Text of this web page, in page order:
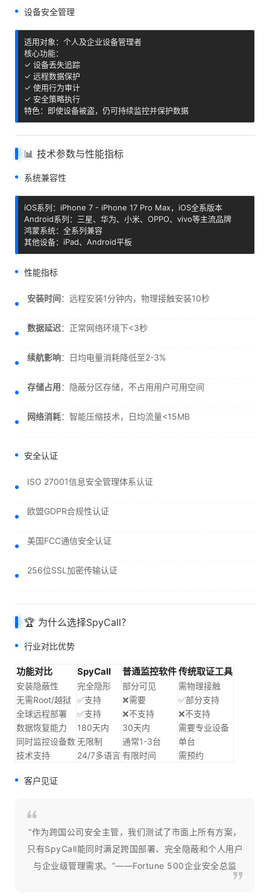
设备安全管理
适用对象：个人及企业设备管理者
核心功能：
✓ 设备丢失追踪
✓ 远程数据保护
✓ 使用行为审计
✓ 安全策略执行
特色：即使设备被盗，仍可持续监控并保护数据
📊 技术参数与性能指标
系统兼容性
iOS系列：iPhone 7 - iPhone 17 Pro Max，iOS全系版本
Android系列：三星、华为、小米、OPPO、vivo等主流品牌
鸿蒙系统：全系列兼容
其他设备：iPad、Android平板
性能指标
安装时间：远程安装1分钟内，物理接触安装10秒
数据延迟：正常网络环境下<3秒
续航影响：日均电量消耗降低至2-3%
存储占用：隐蔽分区存储，不占用用户可用空间
网络消耗：智能压缩技术，日均流量<15MB
安全认证
ISO 27001信息安全管理体系认证
欧盟GDPR合规性认证
美国FCC通信安全认证
256位SSL加密传输认证
🏆 为什么选择SpyCall？
行业对比优势
功能对比 SpyCall 普通监控软件传统取证工具
安装隐蔽性 完全隐形 部分可见
需物理接触
无需Root/越狱 ✅支持 ❌需要
✅部分支持
全球远程部署
✅支持 ❌不支持
❌不支持
数据恢复能力
180天内 30天内
需要专业设备
同时监控设备数无限制 通常1-3台
单台
技术支持
24/7多语言有限时间 需预约
客户见证
“作为跨国公司安全主管，我们测试了市面上所有方案，
只有SpyCall能同时满足跨国部署、完全隐蔽和个人用户
与企业级管理需求。”——Fortune 500企业安全总监